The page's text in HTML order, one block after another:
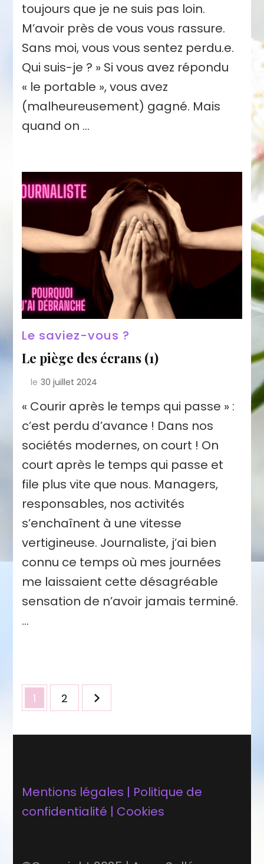
toujours que je ne suis pas loin.
M’avoir près de vous vous rassure.
Sans moi, vous vous sentez perdu.e.
Qui suis-je ? » Si vous avez répondu
« le portable », vous avez
(malheureusement) gagné. Mais
quand on …
Le saviez-vous ?
Le piège des écrans (1)
le 30 juillet 2024
« Courir après le temps qui passe » :
c’est perdu d’avance ! Dans nos
sociétés modernes, on court ! On
court après le temps qui passe et
file plus vite que nous. Managers,
responsables, nos activités
s’enchaînent à une vitesse
vertigineuse. Journaliste, j’ai bien
connu ce temps où mes journées
me laissaient cette désagréable
sensation de n’avoir jamais terminé.
…
Pagination
des
publications
Page
1 Page
2
Mentions légales | Politique de
confidentialité | Cookies